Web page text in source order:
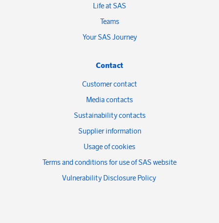
Life at SAS
Teams
Your SAS Journey
Contact
Customer contact
Media contacts
Sustainability contacts
Supplier information
Usage of cookies
Terms and conditions for use of SAS website
Vulnerability Disclosure Policy